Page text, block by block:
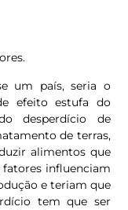
um país, seria o
efeito estufa do
desperdício de
de terras,
alimentos que
fatores influenciam
e teriam que
tem que ser